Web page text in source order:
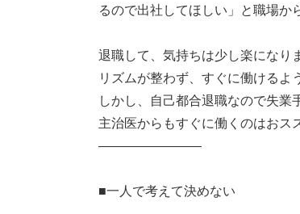
るので出社してほしい」と職場
退職して、気持ちは少し楽になり
リズムが整わず、すぐに働けるよ
しかし、自己都合退職なので失
主治医からもすぐに働くのはお
――――――――
■一人で考えて決めない